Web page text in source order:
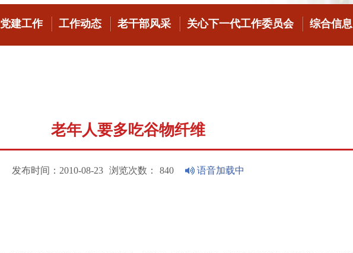
党建工作 工作动态 老干部风采 关心下一代工作委员会 综合信息
老年人要多吃谷物纤维
发布时间：2010-08-23 浏览次数： 840 语音加载中